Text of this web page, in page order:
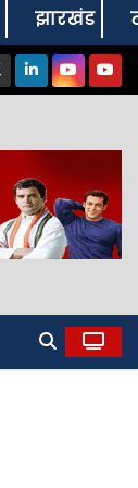
झारखंड